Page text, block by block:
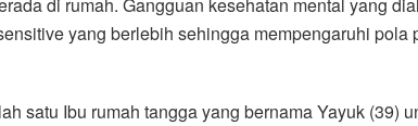
di rumah. Gangguan kesehatan mental yang
yang berlebih sehingga mempengaruhi
satu Ibu rumah tangga yang bernama Yayuk (39)